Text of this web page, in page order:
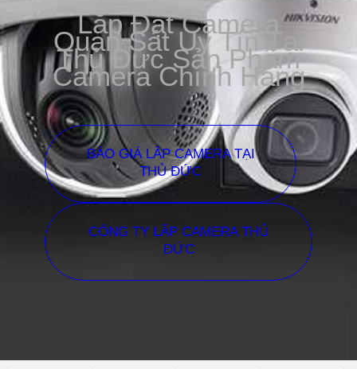
Lắp Đặt Camera
Quan Sát Uy Tín Tại
Thủ Đức Sản Phẩm
Camera Chính Hãng
BÁO GIÁ LẮP CAMERA TẠI
THỦ ĐỨC
CÔNG TY LẮP CAMERA THỦ
ĐỨC